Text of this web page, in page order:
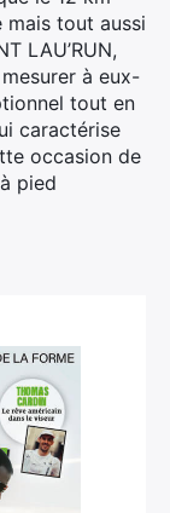
tout aussi
LAU’RUN,
à eux-
tout en
caractérise
occasion de
pied